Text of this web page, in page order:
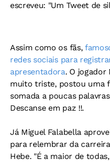
escreveu: "Um Tweet de
Assim como os fãs,
redes sociais para
apresentadora. O jogador
muito triste, postou uma
somada a poucas
Descanse em paz !!.
Já Miguel Falabella
para relembrar da
Hebe. "É a maior de